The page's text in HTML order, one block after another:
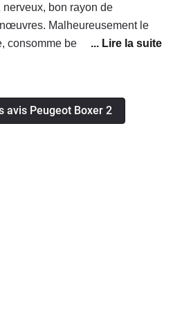
bon rayon de
Malheureusement le
consomme beaucoup trop
avis Peugeot Boxer 2